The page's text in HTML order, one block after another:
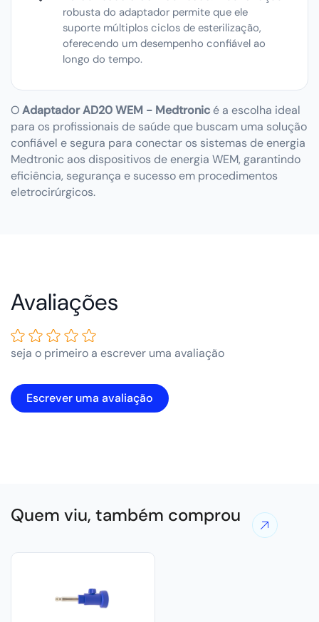
robusta do adaptador permite que ele
suporte múltiplos ciclos de esterilização,
oferecendo um desempenho confiável ao
longo do tempo.
OAdaptador AD20 WEM - Medtronicé a escolha ideal
para os profissionais de saúde que buscam uma solução
confiável e segura para conectar os sistemas de energia
Medtronic aos dispositivos de energia WEM, garantindo
eficiência, segurança e sucesso em procedimentos
eletrocirúrgicos.
seja o primeiro a escrever uma avaliação
Escrever uma avaliação
Quem viu, também comprou Ver
mais